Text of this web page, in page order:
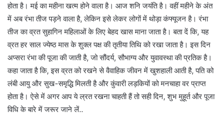
होता है। मई का महीना खत्म होने वाला है। आज शनि जयंति है। वहीं महीने के अंत
में अब रंभा तीज पड़ने वाला है, लेकिन इसे लेकर लोगों में थोड़ा कंफ्यूजन है। रंभा
तीज का व्रत सुहागिन महिलाओं के लिए बेहद खास माना जाता है। बता दें कि, यह
व्रत हर साल ज्येष्ठ मास के शुक्ल पक्ष की तृतीया तिथि को रखा जाता है। इस दिन
अप्सरा रंभा की पूजा की जाती है, जो सौंदर्य, सौभाग्य और युवावस्था की प्रतिक है।
कहा जाता है कि, इस व्रत को रखने से वैवाहिक जीवन में खुशहाली आती है, पति को
लंबी आयु और सुख-समृद्धि मिलती है और कुंवारी लड़कियों को मनचाहा वर प्राप्त
होता है। ऐसे में अगर आप ये ल्रत रखना चाहती हैं तो सही दिन, शुभ मुहूर्त और पूजा
विधि के बारे में जरूर जाने लें..